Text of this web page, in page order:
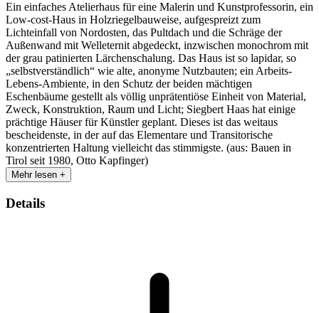
Ein einfaches Atelierhaus für eine Malerin und Kunstprofessorin, ein
Low-cost-Haus in Holzriegelbauweise, aufgespreizt zum
Lichteinfall von Nordosten, das Pultdach und die Schräge der
Außenwand mit Welleternit abgedeckt, inzwischen monochrom mit
der grau patinierten Lärchenschalung. Das Haus ist so lapidar, so
„selbstverständlich“ wie alte, anonyme Nutzbauten; ein Arbeits-
Lebens-Ambiente, in den Schutz der beiden mächtigen
Eschenbäume gestellt als völlig unprätentiöse Einheit von Material,
Zweck, Konstruktion, Raum und Licht; Siegbert Haas hat einige
prächtige Häuser für Künstler geplant. Dieses ist das weitaus
bescheidenste, in der auf das Elementare und Transitorische
konzentrierten Haltung vielleicht das stimmigste. (aus: Bauen in
Tirol seit 1980, Otto Kapfinger)
Mehr lesen +
Details